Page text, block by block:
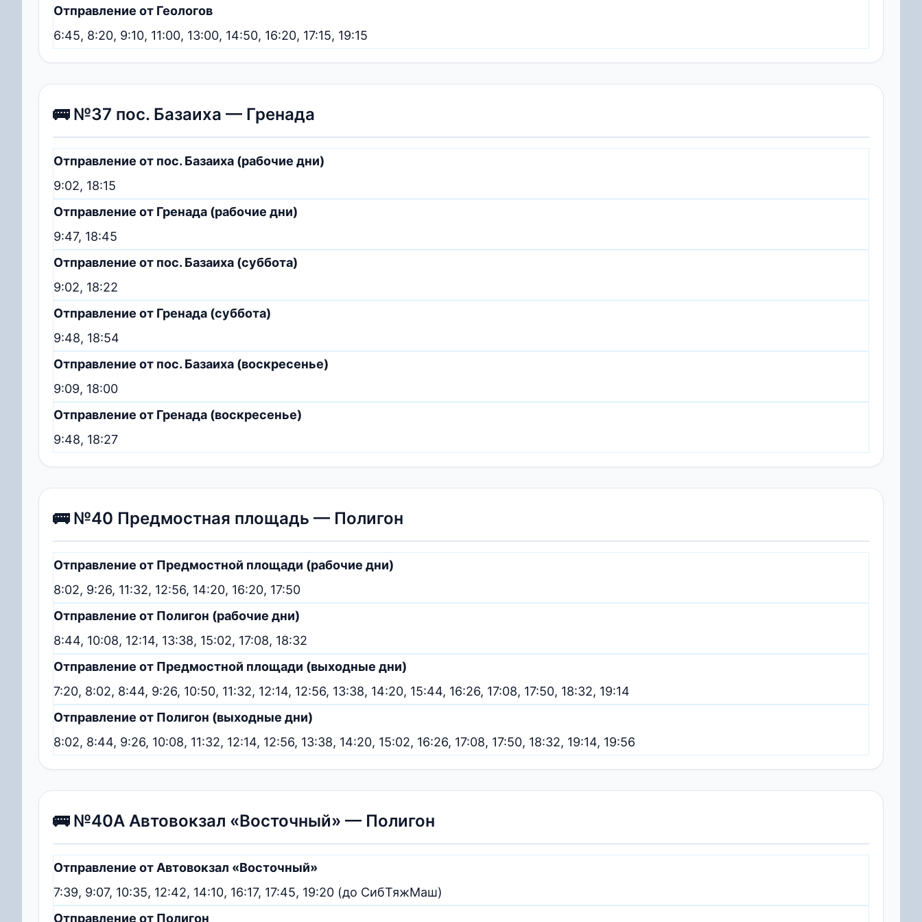
Отправление от Геологов
6:45, 8:20, 9:10, 11:00, 13:00, 14:50, 16:20, 17:15, 19:15
🚌 №37 пос. Базаиха — Гренада
Отправление от пос. Базаиха (рабочие дни)
9:02, 18:15
Отправление от Гренада (рабочие дни)
9:47, 18:45
Отправление от пос. Базаиха (суббота)
9:02, 18:22
Отправление от Гренада (суббота)
9:48, 18:54
Отправление от пос. Базаиха (воскресенье)
9:09, 18:00
Отправление от Гренада (воскресенье)
9:48, 18:27
🚌 №40 Предмостная площадь — Полигон
Отправление от Предмостной площади (рабочие дни)
8:02, 9:26, 11:32, 12:56, 14:20, 16:20, 17:50
Отправление от Полигон (рабочие дни)
8:44, 10:08, 12:14, 13:38, 15:02, 17:08, 18:32
Отправление от Предмостной площади (выходные дни)
7:20, 8:02, 8:44, 9:26, 10:50, 11:32, 12:14, 12:56, 13:38, 14:20, 15:44, 16:26, 17:08, 17:50, 18:32, 19:14
Отправление от Полигон (выходные дни)
8:02, 8:44, 9:26, 10:08, 11:32, 12:14, 12:56, 13:38, 14:20, 15:02, 16:26, 17:08, 17:50, 18:32, 19:14, 19:56
🚌 №40А Автовокзал «Восточный» — Полигон
Отправление от Автовокзал «Восточный»
7:39, 9:07, 10:35, 12:42, 14:10, 16:17, 17:45, 19:20 (до СибТяжМаш)
Отправление от Полигон